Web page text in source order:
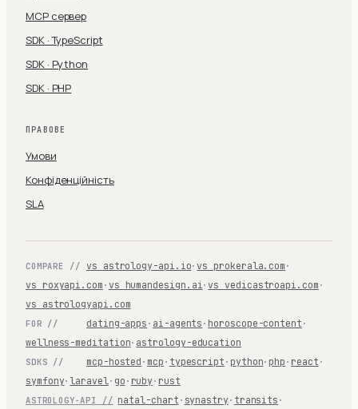
MCP сервер
SDK · TypeScript
SDK · Python
SDK · PHP
ПРАВОВЕ
Умови
Конфіденційність
SLA
COMPARE // vs astrology-api.io·vs prokerala.com ·
vs roxyapi.com · vs humandesign.ai ·vs vedicastroapi.com ·
vs astrologyapi.com
FOR // dating-apps · ai-agents · horoscope-content ·
wellness-meditation· astrology-education
SDKS // mcp-hosted · mcp · typescript · python· php · react ·
symfony·laravel · go · ruby · rust
ASTROLOGY-API // natal-chart · synastry · transits ·